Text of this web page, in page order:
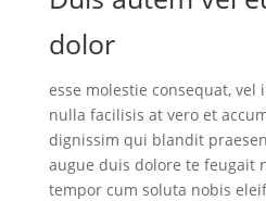
dolor
esse molestie consequat,
nulla facilisis at vero et
dignissim qui blandit
augue duis dolore te feugait
tempor cum soluta nobis